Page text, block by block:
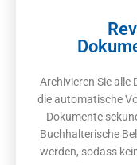
Archivieren Sie alle
die automatische
Dokumente
Buchhalterische
werden, sodass